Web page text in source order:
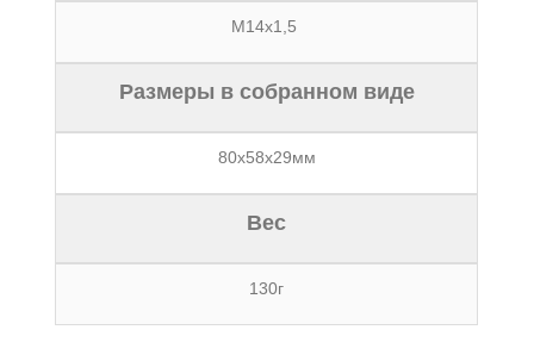
М14х1,5
Размеры в собранном виде
80х58х29мм
Вес
130г